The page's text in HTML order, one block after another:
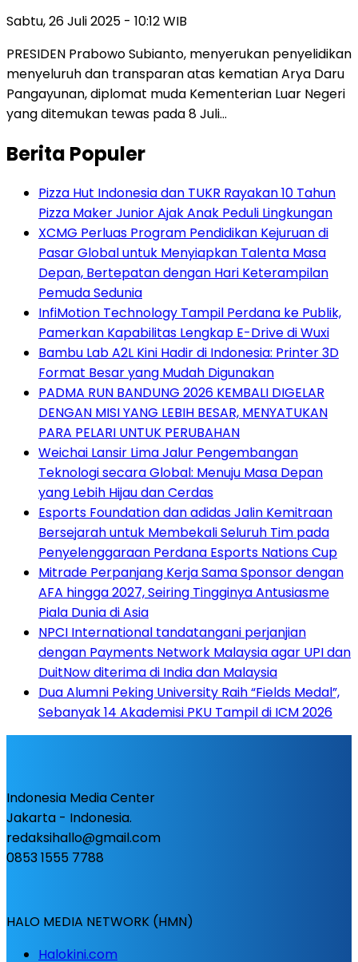
Sabtu, 26 Juli 2025 - 10:12 WIB
PRESIDEN Prabowo Subianto, menyerukan penyelidikan
menyeluruh dan transparan atas kematian Arya Daru
Pangayunan, diplomat muda Kementerian Luar Negeri
yang ditemukan tewas pada 8 Juli…
Berita Populer
Pizza Hut Indonesia dan TUKR Rayakan 10 Tahun
Pizza Maker Junior Ajak Anak Peduli Lingkungan
XCMG Perluas Program Pendidikan Kejuruan di
Pasar Global untuk Menyiapkan Talenta Masa
Depan, Bertepatan dengan Hari Keterampilan
Pemuda Sedunia
InfiMotion Technology Tampil Perdana ke Publik,
Pamerkan Kapabilitas Lengkap E-Drive di Wuxi
Bambu Lab A2L Kini Hadir di Indonesia: Printer 3D
Format Besar yang Mudah Digunakan
PADMA RUN BANDUNG 2026 KEMBALI DIGELAR
DENGAN MISI YANG LEBIH BESAR, MENYATUKAN
PARA PELARI UNTUK PERUBAHAN
Weichai Lansir Lima Jalur Pengembangan
Teknologi secara Global: Menuju Masa Depan
yang Lebih Hijau dan Cerdas
Esports Foundation dan adidas Jalin Kemitraan
Bersejarah untuk Membekali Seluruh Tim pada
Penyelenggaraan Perdana Esports Nations Cup
Mitrade Perpanjang Kerja Sama Sponsor dengan
AFA hingga 2027, Seiring Tingginya Antusiasme
Piala Dunia di Asia
NPCI International tandatangani perjanjian
dengan Payments Network Malaysia agar UPI dan
DuitNow diterima di India dan Malaysia
Dua Alumni Peking University Raih “Fields Medal”,
Sebanyak 14 Akademisi PKU Tampil di ICM 2026
Indonesia Media Center
Jakarta - Indonesia.
redaksihallo@gmail.com
0853 1555 7788
HALO MEDIA NETWORK (HMN)
Halokini.com